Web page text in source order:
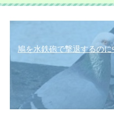
鳩を水鉄砲で撃退するの